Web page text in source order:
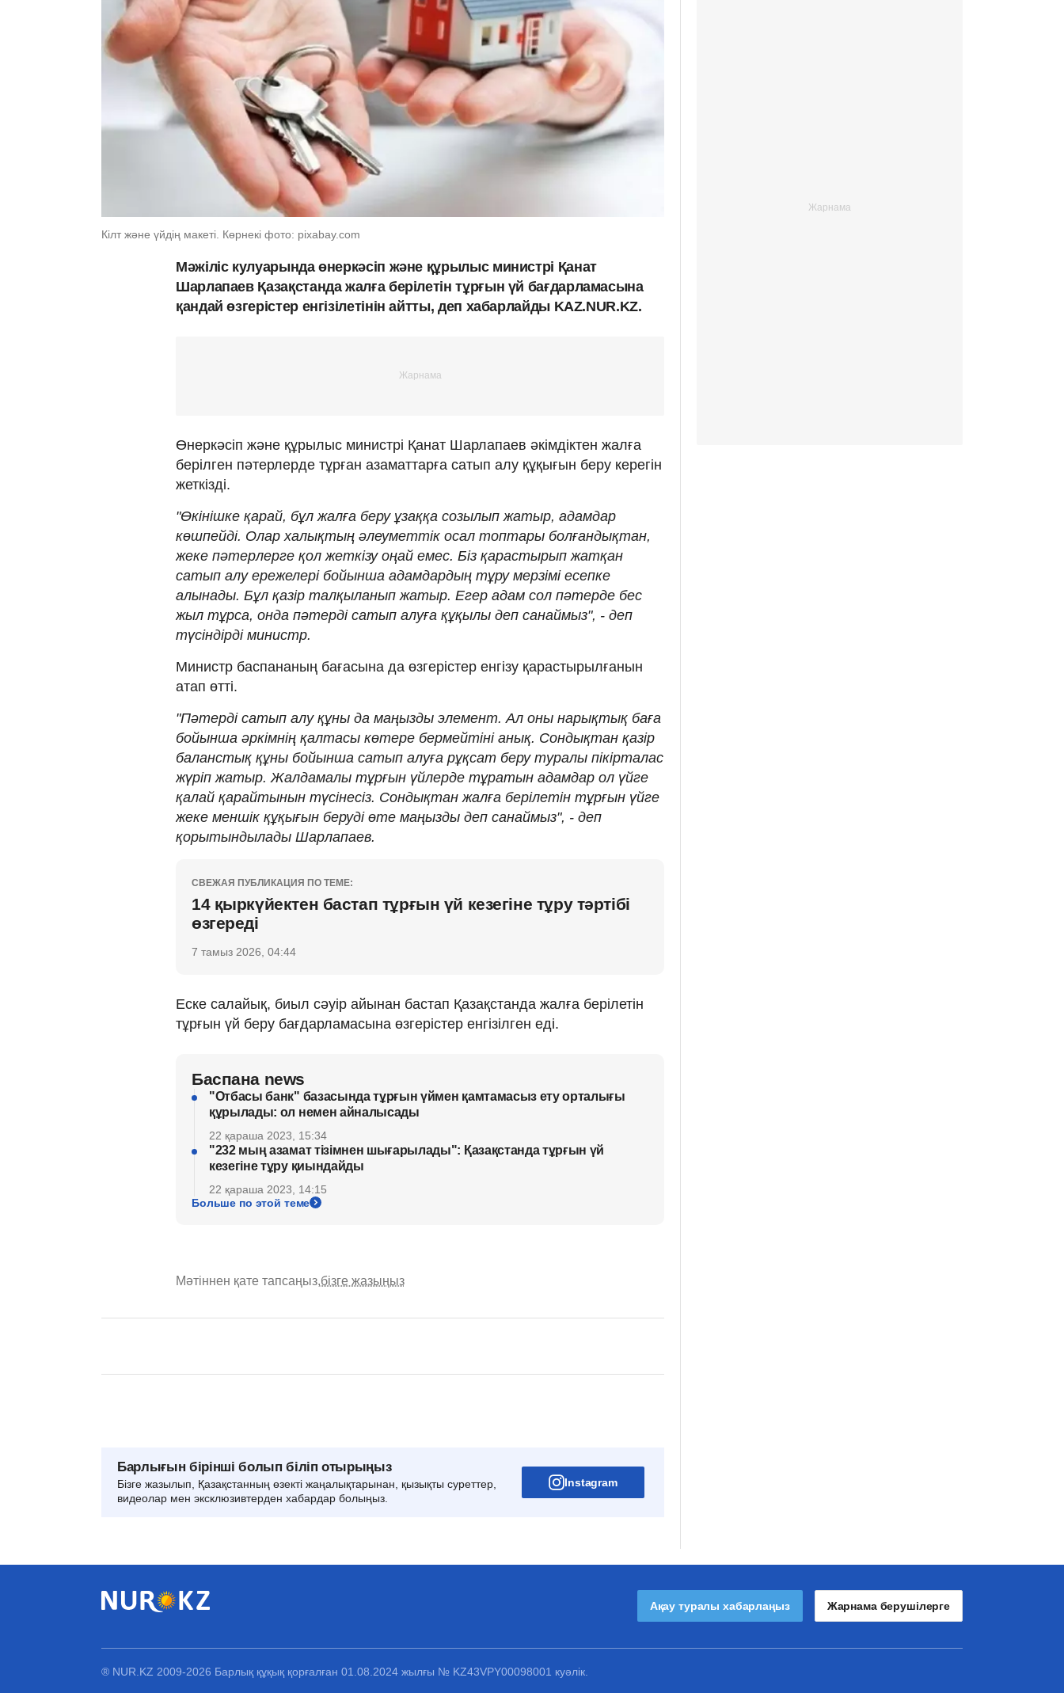
Кілт және үйдің макеті. Көрнекі фото: pixabay.com
Мәжіліс кулуарында өнеркәсіп және құрылыс министрі Қанат
Шарлапаев Қазақстанда жалға берілетін тұрғын үй бағдарламасына
қандай өзгерістер енгізілетінін айтты, деп хабарлайды KAZ.NUR.KZ.
Өнеркәсіп және құрылыс министрі Қанат Шарлапаев әкімдіктен жалға
берілген пәтерлерде тұрған азаматтарға сатып алу құқығын беру керегін
жеткізді.
"Өкінішке қарай, бұл жалға беру ұзаққа созылып жатыр, адамдар
көшпейді. Олар халықтың әлеуметтік осал топтары болғандықтан,
жеке пәтерлерге қол жеткізу оңай емес. Біз қарастырып жатқан
сатып алу ережелері бойынша адамдардың тұру мерзімі есепке
алынады. Бұл қазір талқыланып жатыр. Егер адам сол пәтерде бес
жыл тұрса, онда пәтерді сатып алуға құқылы деп санаймыз", - деп
түсіндірді министр.
Министр баспананың бағасына да өзгерістер енгізу қарастырылғанын
атап өтті.
"Пәтерді сатып алу құны да маңызды элемент. Ал оны нарықтық баға
бойынша әркімнің қалтасы көтере бермейтіні анық. Сондықтан қазір
баланстық құны бойынша сатып алуға рұқсат беру туралы пікірталас
жүріп жатыр. Жалдамалы тұрғын үйлерде тұратын адамдар ол үйге
қалай қарайтынын түсінесіз. Сондықтан жалға берілетін тұрғын үйге
жеке меншік құқығын беруді өте маңызды деп санаймыз", - деп
қорытындылады Шарлапаев.
СВЕЖАЯ ПУБЛИКАЦИЯ ПО ТЕМЕ:
14 қыркүйектен бастап тұрғын үй кезегіне тұру тәртібі
өзгереді
7 тамыз 2026, 04:44
Еске салайық, биыл сәуір айынан бастап Қазақстанда жалға берілетін
тұрғын үй беру бағдарламасына өзгерістер енгізілген еді.
Баспана news
"Отбасы банк" базасында тұрғын үймен қамтамасыз ету орталығы
құрылады: ол немен айналысады
22 қараша 2023, 15:34
"232 мың азамат тізімнен шығарылады": Қазақстанда тұрғын үй
кезегіне тұру қиындайды
22 қараша 2023, 14:15
Больше по этой теме
Мәтіннен қате тапсаңыз,бізге жазыңыз
Барлығын бірінші болып біліп отырыңыз
Бізге жазылып, Қазақстанның өзекті жаңалықтарынан, қызықты суреттер,
видеолар мен эксклюзивтерден хабардар болыңыз.
Instagram
Ақау туралы хабарлаңыз Жарнама берушілерге
® NUR.KZ 2009-2026 Барлық құқық қорғалған 01.08.2024 жылғы № KZ43VPY00098001 куәлік.